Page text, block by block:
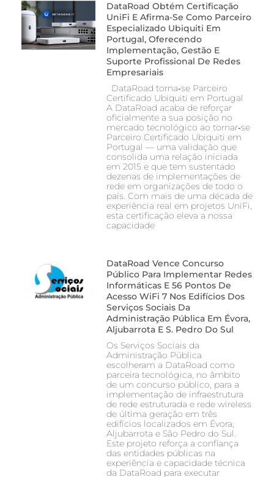
DataRoad Obtém Certificação
UniFi E Afirma-Se Como Parceiro
Especializado Ubiquiti Em
Portugal, Oferecendo
Implementação, Gestão E
Suporte Profissional De Redes
Empresariais
DataRoad torna‑se Parceiro
Certificado Ubiquiti em Portugal
A DataRoad acaba de reforçar
oficialmente a sua posição no
mercado tecnológico ao tornar‑se
Parceiro Certificado Ubiquiti em
Portugal — uma validação que
consolida uma relação iniciada
em 2015 e que tem sustentado
dezenas de implementações de
rede em organizações de todo o
país. Com mais de uma década de
experiência real em projetos UniFi,
esta certificação eleva a nossa
capacidade
DataRoad Vence Concurso
Público Para Implementar Redes
Informáticas E 56 Pontos De
Acesso WiFi 7 Nos Edifícios Dos
Serviços Sociais Da
Administração Pública Em Évora,
Aljubarrota E S. Pedro Do Sul
Os Serviços Sociais da
Administração Pública
escolheram a DataRoad como
parceira tecnológica, no âmbito
de um concurso público, para a
implementação de infraestrutura
de rede estruturada e rede wireless
de última geração em três
edifícios localizados em Évora,
Aljubarrota e São Pedro do Sul.
Este projeto reforça a confiança
das entidades públicas na
experiência e capacidade técnica
da DataRoad para executar